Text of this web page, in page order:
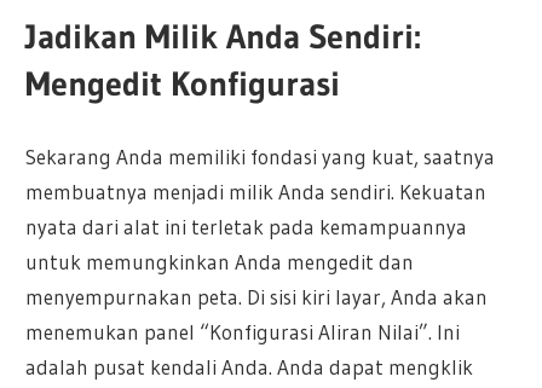
Jadikan Milik Anda Sendiri:
Mengedit Konfigurasi
Sekarang Anda memiliki fondasi yang kuat, saatnya
membuatnya menjadi milik Anda sendiri. Kekuatan
nyata dari alat ini terletak pada kemampuannya
untuk memungkinkan Anda mengedit dan
menyempurnakan peta. Di sisi kiri layar, Anda akan
menemukan panel “Konfigurasi Aliran Nilai”. Ini
adalah pusat kendali Anda. Anda dapat mengklik